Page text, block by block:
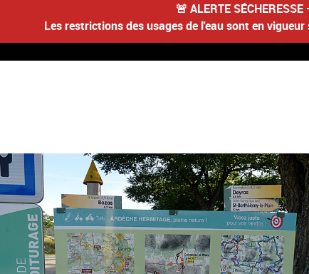
🚨 ALERTE
Les restrictions des usages de l'eau sont en